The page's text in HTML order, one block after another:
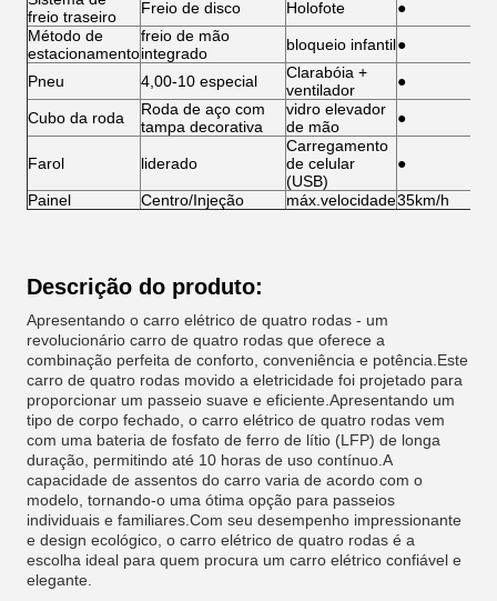
freio traseiro
Freio de disco Holofote
●
Método de
estacionamento
freio de mão
integrado
bloqueio infantil●
Pneu 4,00-10 especial
Clarabóia +
ventilador
●
Cubo da roda
Roda de aço com
tampa decorativa
vidro elevador
de mão
●
Farol liderado
Carregamento
de celular
(USB)
●
Painel Centro/Injeção máx.velocidade35km/h
Descrição do produto:
Apresentando o carro elétrico de quatro rodas - um
revolucionário carro de quatro rodas que oferece a
combinação perfeita de conforto, conveniência e potência.Este
carro de quatro rodas movido a eletricidade foi projetado para
proporcionar um passeio suave e eficiente.Apresentando um
tipo de corpo fechado, o carro elétrico de quatro rodas vem
com uma bateria de fosfato de ferro de lítio (LFP) de longa
duração, permitindo até 10 horas de uso contínuo.A
capacidade de assentos do carro varia de acordo com o
modelo, tornando-o uma ótima opção para passeios
individuais e familiares.Com seu desempenho impressionante
e design ecológico, o carro elétrico de quatro rodas é a
escolha ideal para quem procura um carro elétrico confiável e
elegante.